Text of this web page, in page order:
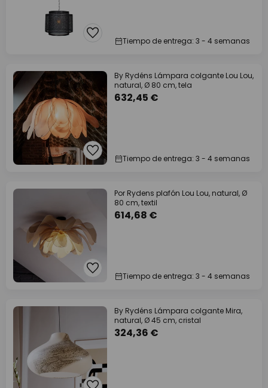
Tiempo de entrega: 3 - 4 semanas
By Rydéns Lámpara colgante Lou Lou,
natural, Ø 80 cm, tela
632,45 €
Tiempo de entrega: 3 - 4 semanas
Por Rydens plafón Lou Lou, natural, Ø
80 cm, textil
614,68 €
Tiempo de entrega: 3 - 4 semanas
By Rydéns Lámpara colgante Mira,
natural, Ø 45 cm, cristal
324,36 €